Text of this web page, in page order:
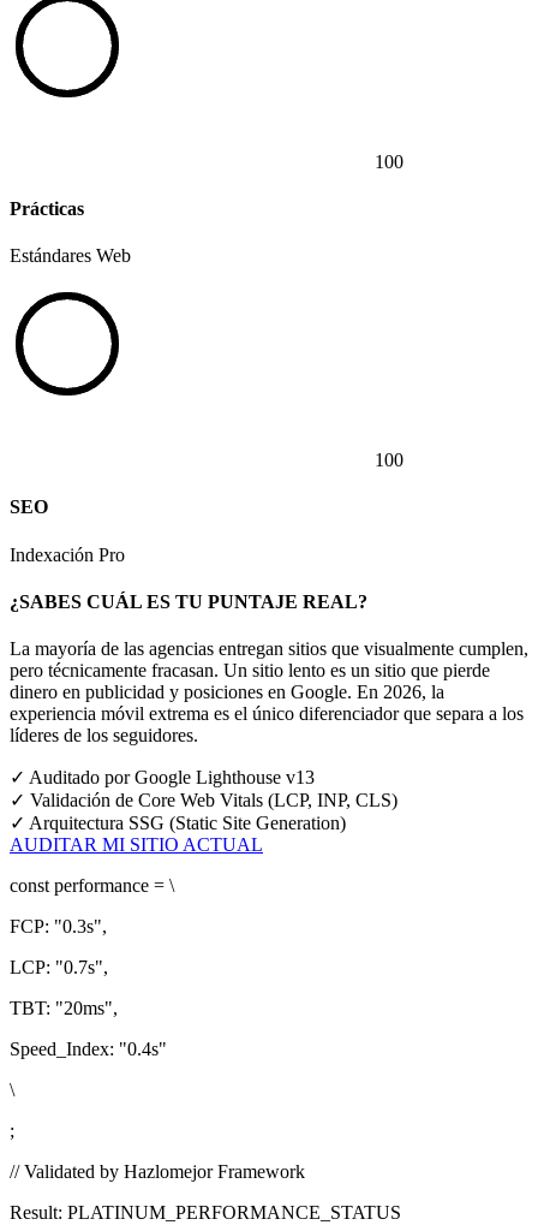
100
Prácticas
Estándares Web
100
SEO
Indexación Pro
¿SABES CUÁL ES TU PUNTAJE REAL?
La mayoría de las agencias entregan sitios que visualmente cumplen,
pero técnicamente fracasan. Un sitio lento es un sitio que pierde
dinero en publicidad y posiciones en Google. En 2026, la
experiencia móvil extrema es el único diferenciador que separa a los
líderes de los seguidores.
✓ Auditado por Google Lighthouse v13
✓ Validación de Core Web Vitals (LCP, INP, CLS)
✓ Arquitectura SSG (Static Site Generation)
AUDITAR MI SITIO ACTUAL
const performance = \
FCP: "0.3s",
LCP: "0.7s",
TBT: "20ms",
Speed_Index: "0.4s"
\
;
// Validated by Hazlomejor Framework
Result: PLATINUM_PERFORMANCE_STATUS